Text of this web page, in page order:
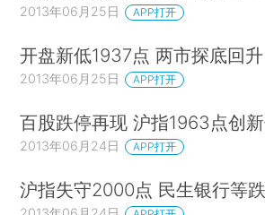
2013年06月25日 APP打开
开盘新低1937点 两市探底回升
2013年06月25日 APP打开
百股跌停再现 沪指1963点创
2013年06月24日 APP打开
沪指失守2000点 民生银行等